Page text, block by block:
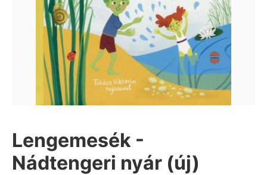
Lengemesék -
Nádtengeri nyár (új)